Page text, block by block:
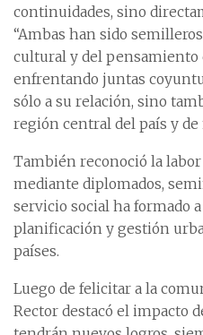
continuidades, sino
“Ambas han sido
cultural y del pensamiento
enfrentando juntas
sólo a su relación, sino
región central del país y de
También reconoció la labor
mediante diplomados,
servicio social ha formado
planificación y gestión
países.
Luego de felicitar a la
Rector destacó el impacto